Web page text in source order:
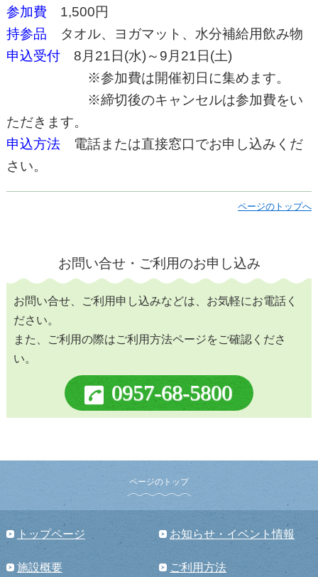
参加費 1,500円
持参品 タオル、ヨガマット、水分補給用飲み物
申込受付8月21日(水)～9月21日(土)
※参加費は開催初日に集めます。
※締切後のキャンセルは参加費をい
ただきます。
申込方法電話または直接窓口でお申し込みくだ
さい。
ページのトップへ
お問い合せ・ご利用のお申し込み
お問い合せ、ご利用申し込みなどは、お気軽にお電話く
ださい。
また、ご利用の際はご利用方法ページをご確認くださ
い。
0957-68-5800
ページのトップ
トップページ お知らせ・イベント情報
施設概要 ご利用方法